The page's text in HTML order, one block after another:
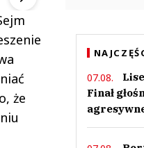
że
07.08.
Finał